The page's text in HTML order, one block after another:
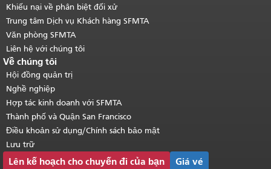
Khiếu nại về phân biệt đối xử
Trung tâm Dịch vụ Khách hàng SFMTA
Văn phòng SFMTA
Liên hệ với chúng tôi
Về chúng tôi
Hội đồng quản trị
Nghề nghiệp
Hợp tác kinh doanh với SFMTA
Thành phố và Quận San Francisco
Điều khoản sử dụng/Chính sách bảo mật
Lưu trữ
Lên kế hoạch cho chuyến đi của bạn Giá vé